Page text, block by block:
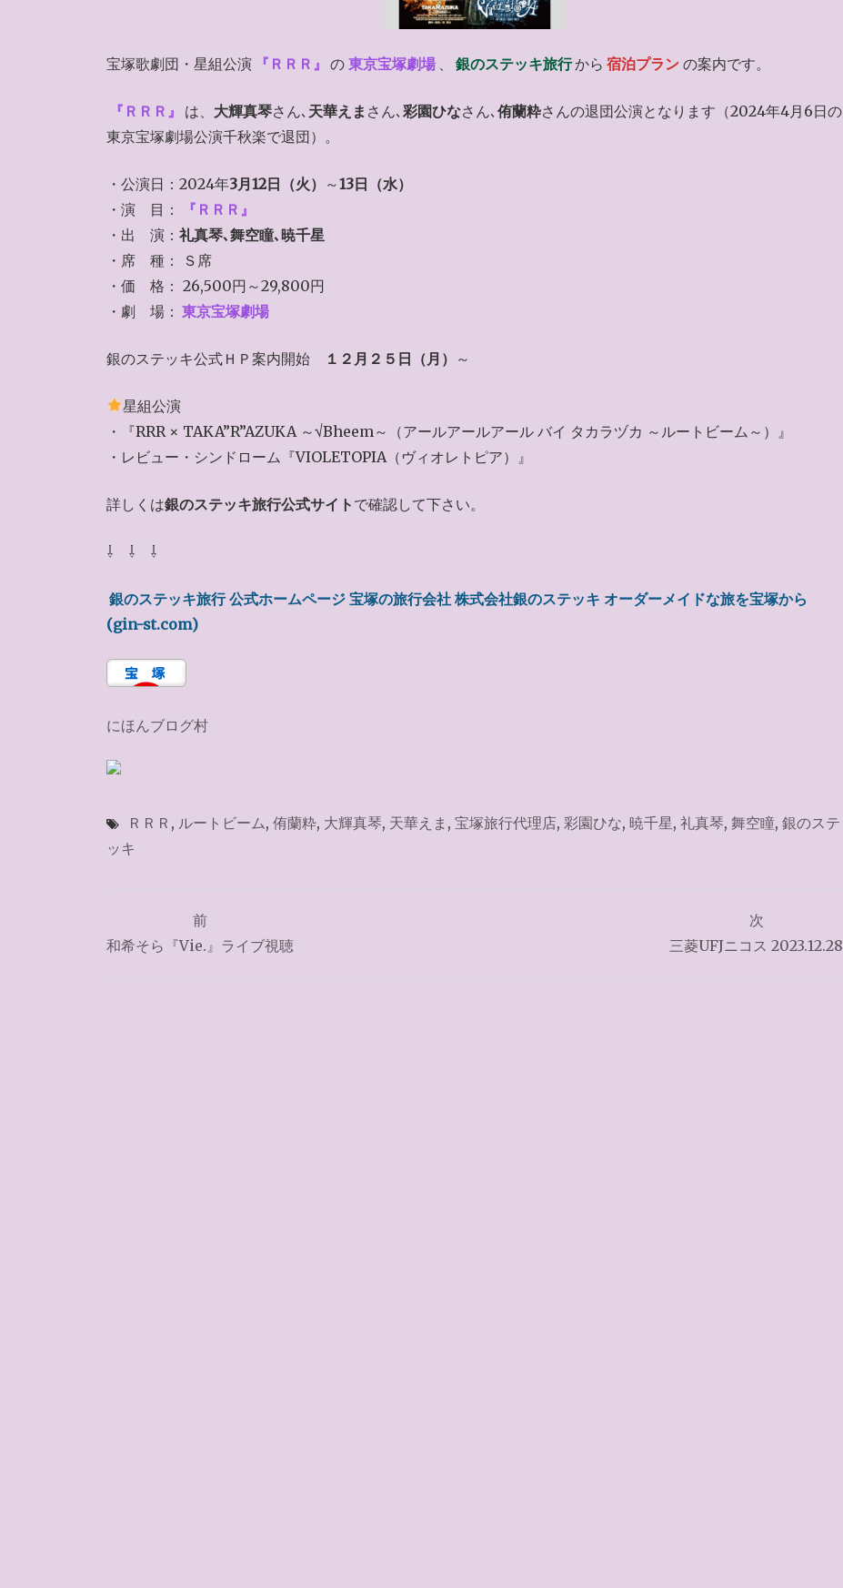
宝塚歌劇団・星組公演 『ＲＲＲ』 の 東京宝塚劇場 、 銀のステッキ旅行から 宿泊プラン の案内です。
『ＲＲＲ』 は、 大輝真琴さん､ 天華えま さん､彩園ひなさん､侑蘭粋さんの退団公演となります（2024年4月6日の
東京宝塚劇場公演千秋楽で退団）。
・公演日：2024年3月12日（火） ～13日（水）
・演 目：
『ＲＲＲ』
・出 演： 礼真琴､舞空瞳､暁千星
・席 種： Ｓ席
・価 格： 26,500円～29,800円
・劇 場： 東京宝塚劇場
銀のステッキ公式ＨＰ案内開始 １２月２５日（月） ～
星組公演
・『RRR × TAKA”R”AZUKA ～√Bheem～（アールアールアール バイ タカラヅカ ～ルートビーム～）』
・レビュー・シンドローム『VIOLETOPIA（ヴィオレトピア）』
詳しくは銀のステッキ旅行公式サイト で確認して下さい。
⇩ ⇩ ⇩
銀のステッキ旅行 公式ホームページ 宝塚の旅行会社 株式会社銀のステッキ オーダーメイドな旅を宝塚から
(gin-st.com)
にほんブログ村
ＲＲＲ , ルートビーム, 侑蘭粋, 大輝真琴, 天華えま , 宝塚旅行代理店, 彩園ひな, 暁千星, 礼真琴, 舞空瞳, 銀のステ
ッキ
稿
前
和希そら『Vie.』ライブ視聴
次
三菱UFJニコス 2023.12.28